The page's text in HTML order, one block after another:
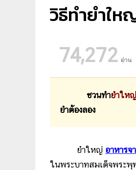
วิธีทำยำให
74,272 อ่าน
ชวนทำยำใหญ่
ยำต้องลอง
ยำใหญ่ อาหารจ
ในพระบาทสมเด็จพระพุ